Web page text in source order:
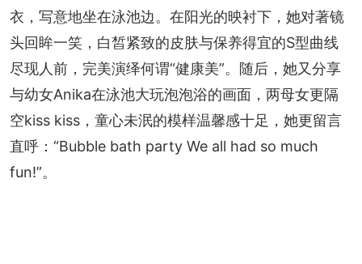
衣，写意地坐在泳池边。在阳光的映衬下，她对著镜
头回眸一笑，白皙紧致的皮肤与保养得宜的S型曲线
尽现人前，完美演绎何谓“健康美”。随后，她又分享
与幼女Anika在泳池大玩泡泡浴的画面，两母女更隔
空kiss kiss，童心未泯的模样温馨感十足，她更留言
直呼：“Bubble bath party We all had so much
fun!”。